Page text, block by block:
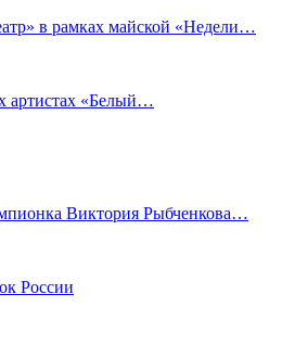
в рамках майской «Недели…
артистах «Белый…
Виктория Рыбченкова…
России